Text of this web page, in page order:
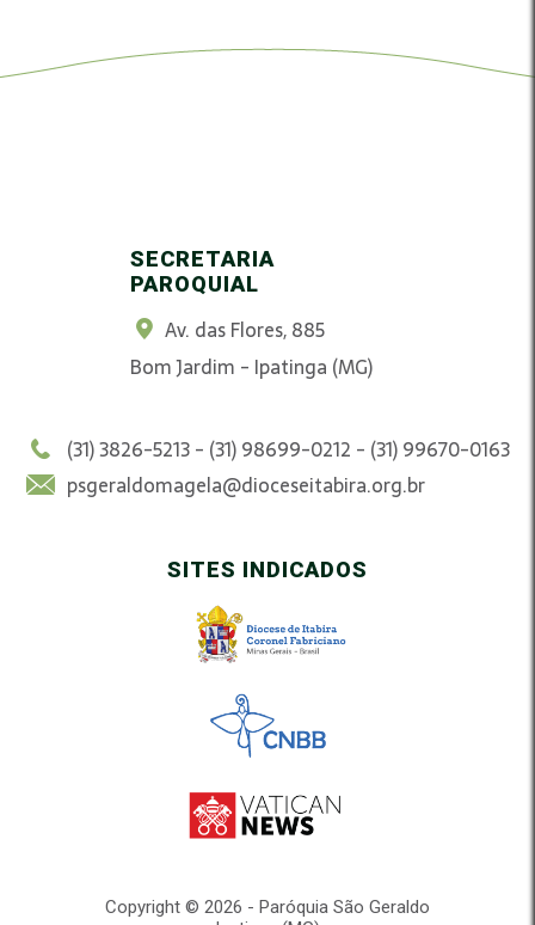
SECRETARIA
PAROQUIAL
Av. das Flores, 885
Bom Jardim - Ipatinga (MG)
(31) 3826-5213 - (31) 98699-0212 - (31) 99670-0163
psgeraldomagela@dioceseitabira.org.br
SITES INDICADOS
Copyright © 2026 - Paróquia São Geraldo